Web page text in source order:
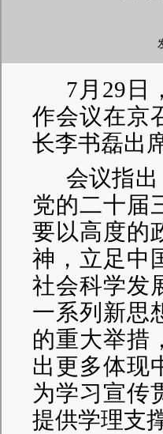
7月29日
作会议在京
长李书磊出
会议指
党的二十届
要以高度的
神，立足中
社会科学发
一系列新思
的重大举措
出更多体现
为学习宣传
提供学理支